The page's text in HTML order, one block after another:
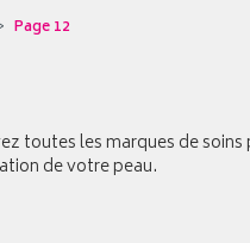
Page 12
toutes les marques de
de votre peau.